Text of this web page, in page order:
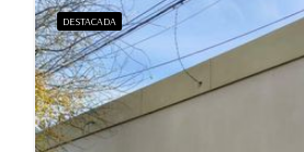
DESTACADA